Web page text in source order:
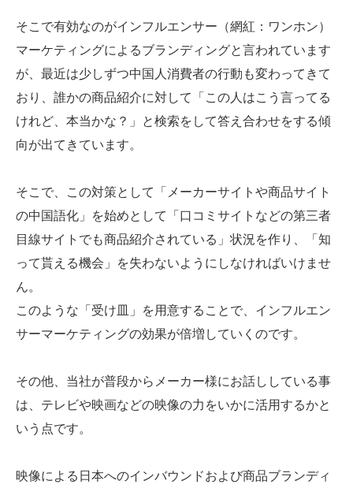
そこで有効なのがインフルエンサー（網紅：ワンホン）
マーケティングによるブランディングと言われています
が、最近は少しずつ中国人消費者の行動も変わってきて
おり、誰かの商品紹介に対して「この人はこう言ってる
けれど、本当かな？」と検索をして答え合わせをする傾
向が出てきています。
そこで、この対策として「メーカーサイトや商品サイト
の中国語化」を始めとして「口コミサイトなどの第三者
目線サイトでも商品紹介されている」状況を作り、「知
って貰える機会」を失わないようにしなければいけませ
ん。
このような「受け皿」を用意することで、インフルエン
サーマーケティングの効果が倍増していくのです。
その他、当社が普段からメーカー様にお話ししている事
は、テレビや映画などの映像の力をいかに活用するかと
いう点です。
映像による日本へのインバウンドおよび商品ブランディ